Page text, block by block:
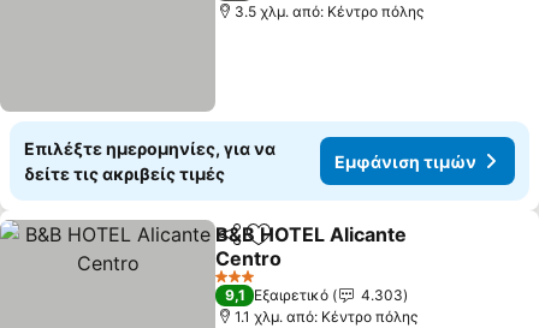
3.5 χλμ. από: Κέντρο πόλης
Επιλέξτε ημερομηνίες, για να
δείτε τις ακριβείς τιμές
Εμφάνιση τιμών
Κοινοποίηση
Προσθήκη στα αγαπημένα
B&B HOTEL Alicante
Centro
3 Αστέρια
9,1 Εξαιρετικό
4.303
1.1 χλμ. από: Κέντρο πόλης